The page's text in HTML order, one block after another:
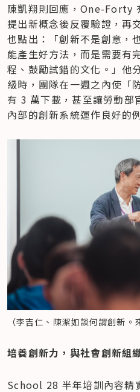
陳凱翔則回應，One-Forty
提出新概念後反覆驗證，再
也點出：「創新不是創意，
能產生好方法，而是需要有
程、鼓勵試錯的文化。」他
級時，團隊在一週之內使「
有 3 萬下載，甚至讓勞動部
內部的創新系統運作良好的
（李吉仁、陳潔如談何謂創新。
培養創新力，與社會創新組
School 28 半年培訓內容精